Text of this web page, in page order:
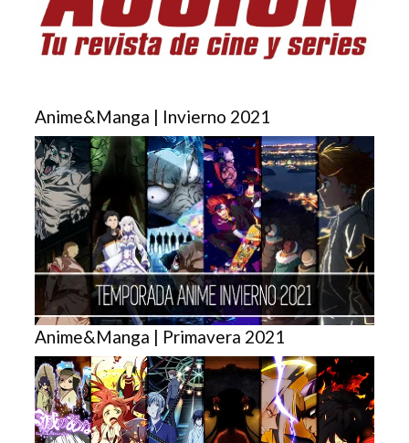
Anime&Manga | Invierno 2021
Anime&Manga | Primavera 2021